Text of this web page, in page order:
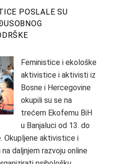
POSLALE SU
Feministice i ekološke
aktivistice i aktivisti iz
Bosne i Hercegovine
okupili su se na
trećem Ekofemu BiH
u Banjaluci od 13. do
Okupljene aktivistice i
daljnjem razvoju online